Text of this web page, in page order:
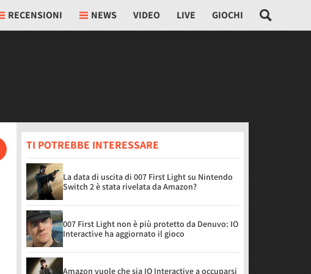
RECENSIONI NEWS VIDEO LIVE GIOCHI
TI POTREBBE INTERESSARE
La data di uscita di 007 First Light su Nintendo
Switch 2 è stata rivelata da Amazon?
007 First Light non è più protetto da Denuvo: IO
Interactive ha aggiornato il gioco
Amazon vuole che sia IO Interactive a occuparsi